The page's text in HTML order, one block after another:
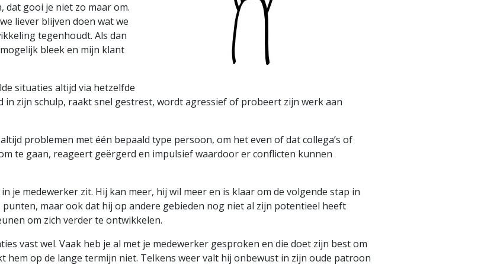
dat gooi je niet zo maar om.
liever blijven doen wat we
tegenhoudt. Als dan
bleek en mijn klant
situaties altijd via hetzelfde
zijn schulp, raakt snel gestrest, wordt agressief of probeert zijn werk aan
problemen met één bepaald type persoon, om het even of dat collega’s of
te gaan, reageert geërgerd en impulsief waardoor er conflicten kunnen
je medewerker zit. Hij kan meer, hij wil meer en is klaar om de volgende stap in
maar ook dat hij op andere gebieden nog niet al zijn potentieel heeft
om zich verder te ontwikkelen.
vast wel. Vaak heb je al met je medewerker gesproken en die doet zijn best om
hem op de lange termijn niet. Telkens weer valt hij onbewust in zijn oude patroon